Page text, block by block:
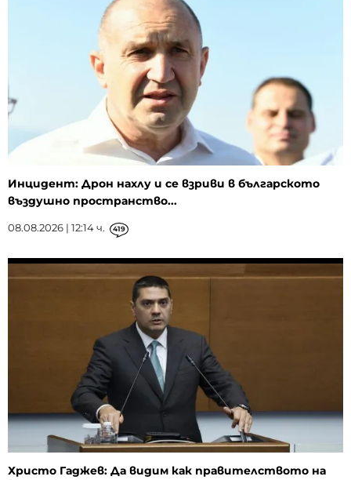
Инцидент: Дрон нахлу и се взриви в българското
въздушно пространство...
08.08.2026 | 12:14 ч. 419
Христо Гаджев: Да видим как правителството на